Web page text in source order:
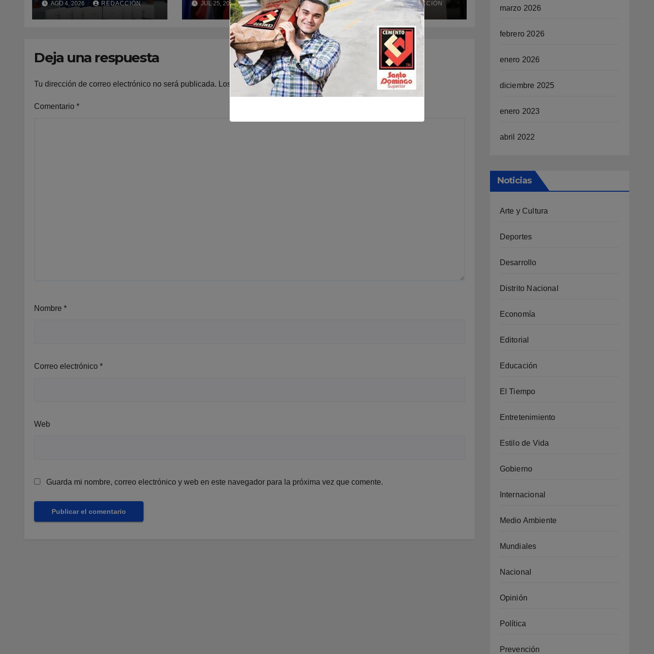
consumo de
sustancias
involucrados en
tránsito
AGO 4, 2026 REDACCIÓN
Gastroenterología y
Endoscopia para el
Hospital Regional
Taiwán de Azua
JUL 25, 2026 REDACCIÓN
suspender los
servicios a afiliados,
tras solicitud de la
JUL 13, 2026 REDACCIÓN
Deja una respuesta
Tu dirección de correo electrónico no será publicada. Los campos obligatorios están marcados con
Comentario *
Nombre *
Correo electrónico *
Web
Guarda mi nombre, correo electrónico y web en este navegador para la próxima vez que comente.
marzo 2026
febrero 2026
enero 2026
diciembre 2025
enero 2023
abril 2022
Noticias
Arte y Cultura
Deportes
Desarrollo
Distrito Nacional
Economía
Editorial
Educación
El Tiempo
Entretenimiento
Estilo de Vida
Gobierno
Internacional
Medio Ambiente
Mundiales
Nacional
Opinión
Política
Prevención